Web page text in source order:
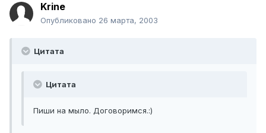
Krine
Опубликовано 26 марта, 2003
Цитата
Цитата
Пиши на мыло. Договоримся.:)